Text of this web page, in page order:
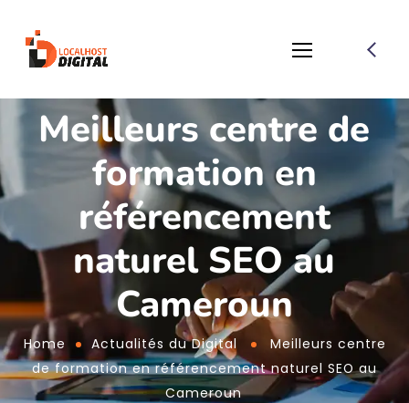
Meilleurs centre de
formation en
référencement
naturel SEO au
Cameroun
Home Actualités du Digital
Meilleurs centre
de formation en référencement naturel SEO au
Cameroun